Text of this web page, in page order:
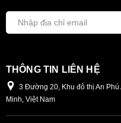
THÔNG TIN LIÊN HỆ
3 Đường 20, Khu đô thị An
Minh, Việt Nam